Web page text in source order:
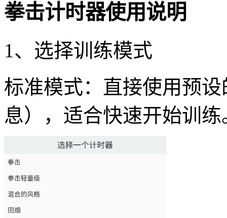
拳击计时器使用说明
1、选择训练模式
标准模式：直接使用预
息），适合快速开始训练